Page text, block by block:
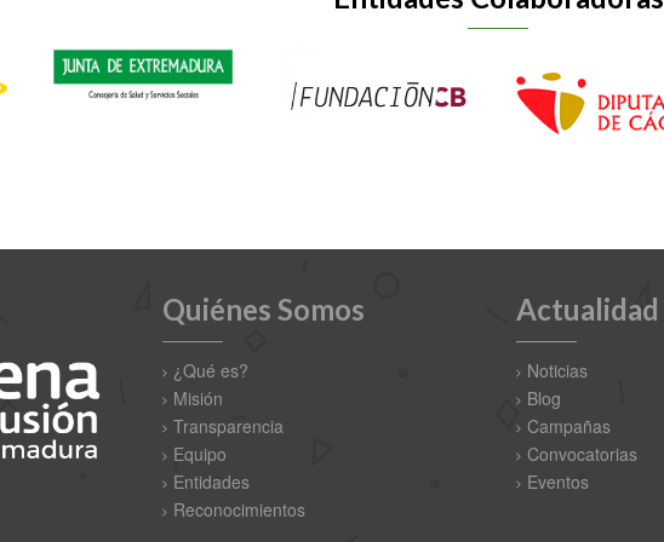
Quiénes Somos
¿Qué es?
Misión
Transparencia
Equipo
Entidades
Reconocimientos
Actualidad
Noticias
Blog
Campañas
Convocatorias
Eventos